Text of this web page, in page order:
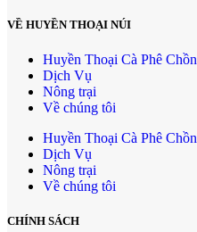
VỀ HUYỀN THOẠI NÚI
Huyền Thoại Cà Phê Chồn
Dịch Vụ
Nông trại
Về chúng tôi
Huyền Thoại Cà Phê Chồn
Dịch Vụ
Nông trại
Về chúng tôi
CHÍNH SÁCH